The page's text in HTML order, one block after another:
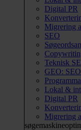
Digital PR
Migrering
SEO
Teknisk
GEO:
Lokal &
Digital PR
Migrering